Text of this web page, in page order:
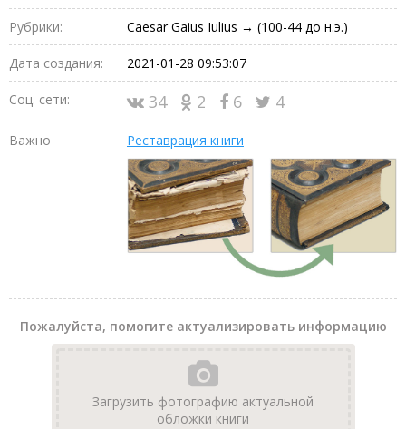
Рубрики: Caesar Gaius Iulius → (100-44 до н.э.)
Дата создания: 2021-01-28 09:53:07
Соц. сети: 34 2 6 4
Важно Реставрация книги
Пожалуйста, помогите актуализировать информацию
Загрузить фотографию актуальной
обложки книги